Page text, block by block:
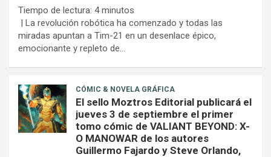
Tiempo de lectura: 4 minutos
| La revolución robótica ha comenzado y todas las
miradas apuntan a Tim-21 en un desenlace épico,
emocionante y repleto de…
CÓMIC & NOVELA GRÁFICA
El sello Moztros Editorial publicará el
jueves 3 de septiembre el primer
tomo cómic de VALIANT BEYOND: X-
O MANOWAR de los autores
Guillermo Fajardo y Steve Orlando,